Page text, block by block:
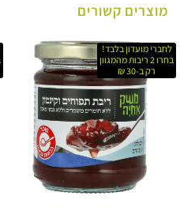
מוצרים קשורים
לחברי מועדון בלבד!
בחרו 2 ריבות מהמגוון
רק ב-30 ₪